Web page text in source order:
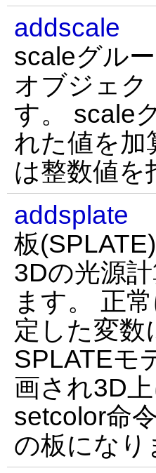
addscale
scaleグル
オブジェ
す。 scale
れた値を加
は整数値を
addsplate
板
3Dの光源
ます。 正
定した変
SPLATEモ
画され3D
setcolor命
の板になり